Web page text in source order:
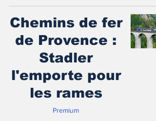
Chemins de fer
de Provence :
Stadler
l'emporte pour
les rames
Premium